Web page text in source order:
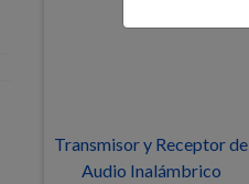
Transmisor y Receptor de
Audio Inalámbrico